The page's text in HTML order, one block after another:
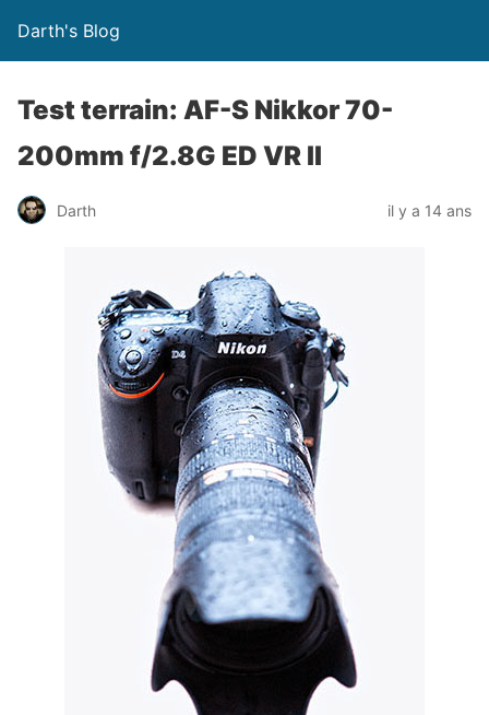
Darth's Blog
Test terrain: AF-S Nikkor 70-
200mm f/2.8G ED VR Ⅱ
Darth il y a 14 ans